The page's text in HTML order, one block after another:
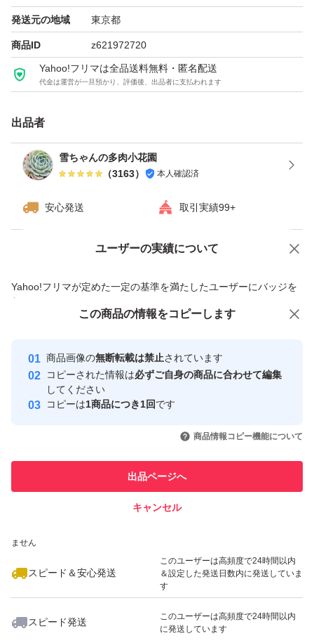
★写真は06月06日撮影したものです。
内容は現物ですけど、成長中なので、個体差、多少ありま
す。
★多数の多肉商品を同梱の場合、
2個目から、1個ずつ150円割引
送料一回分のみで専用ぺ－ジを出せます、
購入手続終わったら、同梱は出来ません。
※値段相談と専用ぺージ割引サービス併用出来ません。
ます。
入荷時から小さな傷、爪折れ等あります。
輸入苗にご理解ある方お願いします
★紅葉がさめている子もいます。
【注意事項】
★植物は生き物です。著しく状態が変化した場合は取り消
発送元の地域 東京都
商品ID z621972720
Yahoo!フリマは全品送料無料・匿名配送
代金は運営が一旦預かり、評価後、出品者に支払われます
出品者
雪ちゃんの多肉小花園
（3163） 本人確認済
安心発送 取引実績99+
ユーザーの実績について
Yahoo!フリマが定めた一定の基準を満たしたユーザーにバッジを
付与しています
安心取引出品者
心・安全なユーザーです
取引実績
引を完了させた実績があります
での取引実績があります
ません
スピード＆安心発送
このユーザーは高頻度で24時間以内
＆設定した発送日数内に発送していま
す
スピード発送
このユーザーは高頻度で24時間以内
に発送しています
価格の相談 商品への質問
この商品の情報をコピーします
商品画像の無断転載は禁止されています
コピーされた情報は必ずご自身の商品に合わせて編集
してください
コピーは1商品につき1回です
商品情報コピー機能について
出品ページへ
キャンセル
この商品をみている人にオススメ
いいね！
680